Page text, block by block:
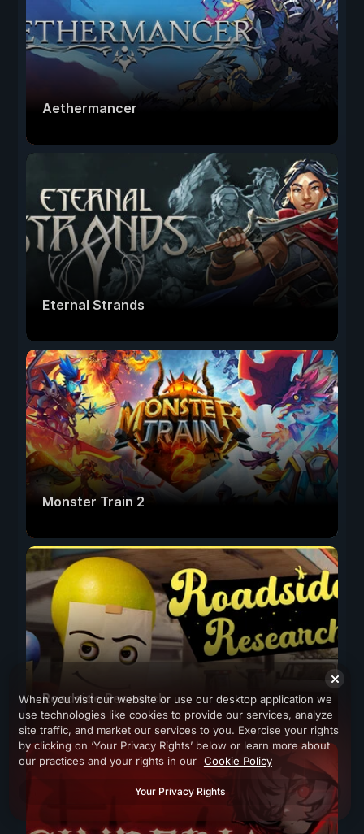
Aethermancer
Eternal Strands
Monster Train 2
Roadside Research
When you visit our website or use our desktop application we
use technologies like cookies to provide our services, analyze
site traffic, and market our services to you. Exercise your rights
by clicking on ‘Your Privacy Rights’ below or learn more about
our practices and your rights in our Cookie Policy
Your Privacy Rights